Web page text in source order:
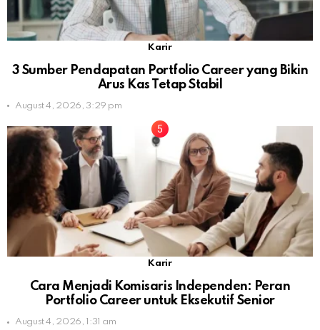
Karir
3 Sumber Pendapatan Portfolio Career yang Bikin
Arus Kas Tetap Stabil
August 4, 2026, 3:29 pm
Karir
Cara Menjadi Komisaris Independen: Peran
Portfolio Career untuk Eksekutif Senior
August 4, 2026, 1:31 am